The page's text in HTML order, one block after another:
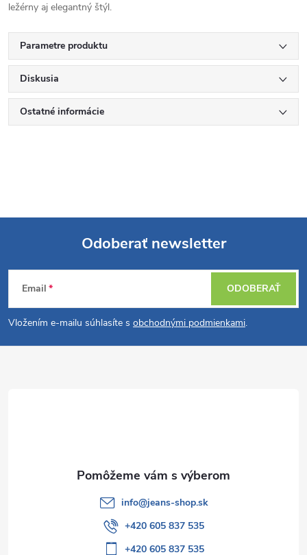
ležérny aj elegantný štýl.
Parametre produktu
Diskusia
Ostatné informácie
Z
á
p
Odoberať newsletter
Email
Vložením e-mailu súhlasíte s obchodnými podmienkami.
ODOBERAŤ
info@jeans-shop.sk
+420 605 837 535
+420 605 837 535